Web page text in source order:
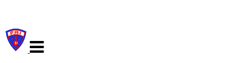
navigasjon